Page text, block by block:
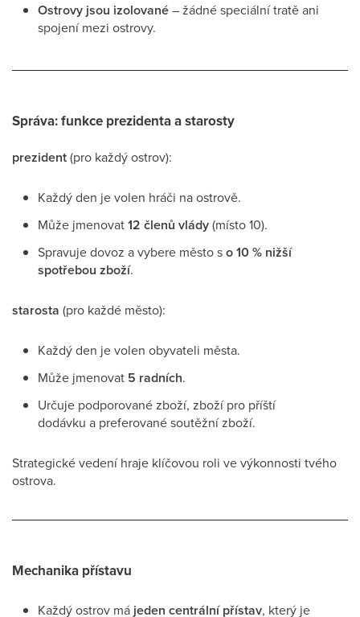
Ostrovy jsou izolované– žádné speciální tratě ani
spojení mezi ostrovy.
Správa: funkce prezidenta a starosty
prezident(pro každý ostrov):
Každý den je volen hráči na ostrově.
Může jmenovat12 členů vlády(místo 10).
Spravuje dovoz a vybere město so 10 % nižší
spotřebou zboží.
starosta (pro každé město):
Každý den je volen obyvateli města.
Může jmenovat 5 radních.
Určuje podporované zboží, zboží pro příští
dodávku a preferované soutěžní zboží.
Strategické vedení hraje klíčovou roli ve výkonnosti tvého
ostrova.
Mechanika přístavu
Každý ostrov má jeden centrální přístav, který je